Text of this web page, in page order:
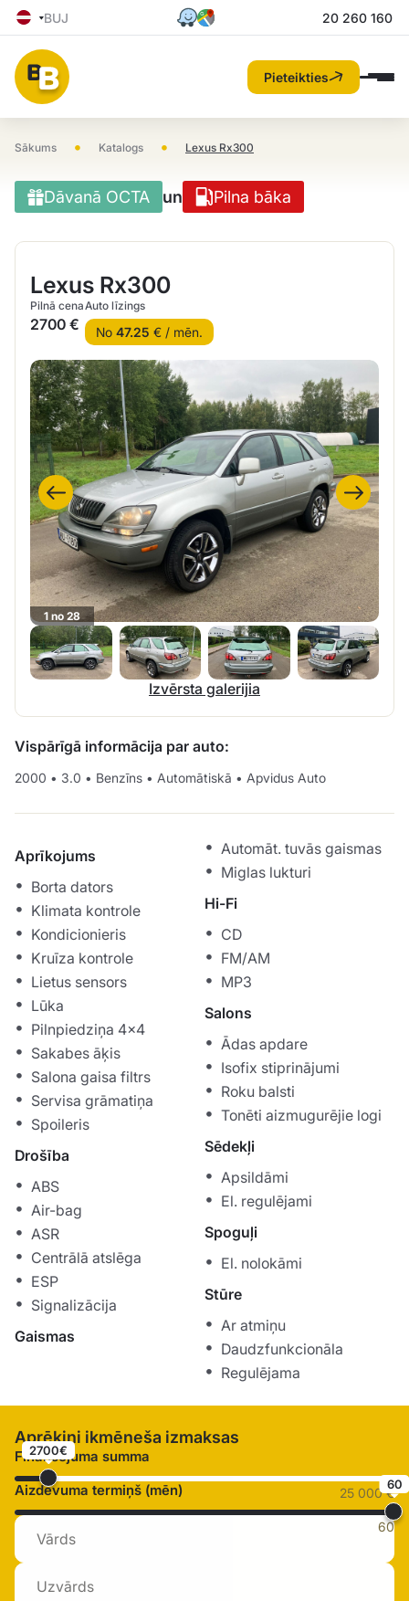
BUJ 20 260 160
Pieteikties
Sākums • Katalogs • Lexus Rx300
Dāvanā OCTA un Pilna bāka
Lexus Rx300
Pilnā cena
2700 €
Auto līzings
No 47.25 € / mēn.
1 no 28
Izvērsta galerijia
Vispārīgā informācija par auto:
2000 • 3.0 • Benzīns • Automātiskā • Apvidus Auto
Aprīkojums
Borta dators
Klimata kontrole
Kondicionieris
Kruīza kontrole
Lietus sensors
Lūka
Pilnpiedziņa 4x4
Sakabes āķis
Salona gaisa filtrs
Servisa grāmatiņa
Spoileris
Drošība
ABS
Air-bag
ASR
Centrālā atslēga
ESP
Signalizācija
Gaismas
Automāt. tuvās gaismas
Miglas lukturi
Hi-Fi
CD
FM/AM
MP3
Salons
Ādas apdare
Isofix stiprinājumi
Roku balsti
Tonēti aizmugurējie logi
Sēdekļi
Apsildāmi
El. regulējami
Spoguļi
El. nolokāmi
Stūre
Ar atmiņu
Daudzfunkcionāla
Regulējama
Aprēķini ikmēneša izmaksas
Finansējuma summa
2700€
25 000 €
Aizdevuma termiņš (mēn) 60
60